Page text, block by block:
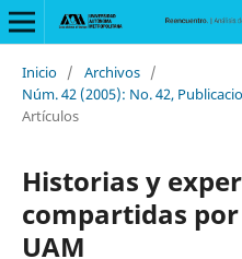
Inicio / Archivos /
Núm. 42 (2005): No. 42,
Artículos
Historias y
compartidas
UAM